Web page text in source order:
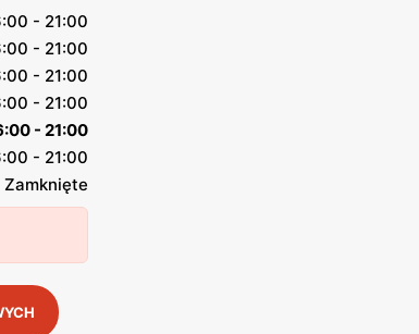
- 21:00
- 21:00
- 21:00
- 21:00
- 21:00
- 21:00
Zamknięte